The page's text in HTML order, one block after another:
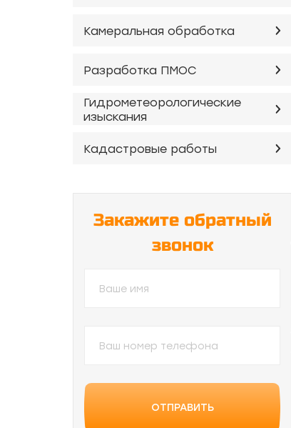
Камеральная обработка
Разработка ПМОС
Гидрометеорологические
изыскания
Кадастровые работы
Закажите обратный
звонок
ОТПРАВИТЬ